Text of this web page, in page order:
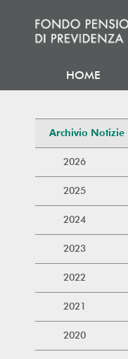
HOME
Archivio Notizie
2026
2025
2024
2023
2022
2021
2020